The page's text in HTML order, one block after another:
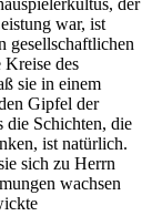
war, ist
gesellschaftlichen
des
sie in einem
Gipfel der
Schichten, die
ist natürlich.
sich zu Herrn
wachsen